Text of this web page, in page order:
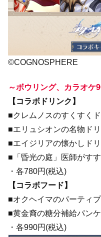
©COGNOSPHERE
～ボウリング、カラオケ
【コラボドリンク】
■クレムノスのすくすく
■エリュシオンの名物ド
■エイジリアの懐かしド
■「昏光の庭」医師がす
・各780円(税込)
【コラボフード】
■オクヘイマのパーティ
■黄金裔の糖分補給パン
・各990円(税込)